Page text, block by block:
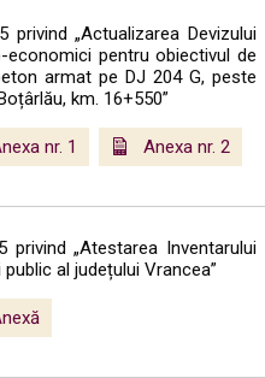
privind „Actualizarea Devizului
pentru obiectivul de
armat pe DJ 204 G, peste
km. 16+550”
nr. 1 Anexa nr. 2
privind „Atestarea Inventarului
al județului Vrancea”